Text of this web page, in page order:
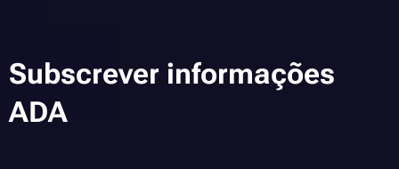
Subscrever informações
ADA